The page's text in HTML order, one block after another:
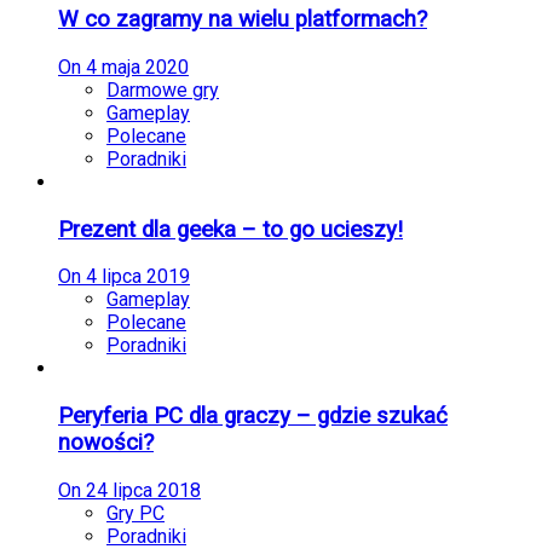
W co zagramy na wielu platformach?
On 4 maja 2020
Darmowe gry
Gameplay
Polecane
Poradniki
Prezent dla geeka – to go ucieszy!
On 4 lipca 2019
Gameplay
Polecane
Poradniki
Peryferia PC dla graczy – gdzie szukać
nowości?
On 24 lipca 2018
Gry PC
Poradniki